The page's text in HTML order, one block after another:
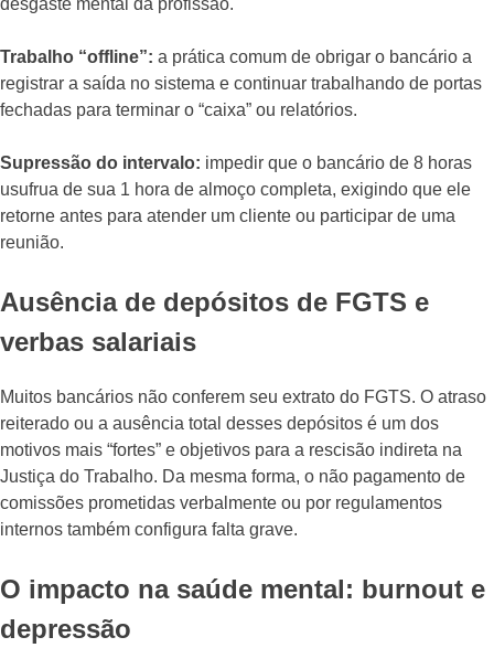
Trabalho “offline”: a prática comum de obrigar o bancário a
registrar a saída no sistema e continuar trabalhando de portas
fechadas para terminar o “caixa” ou relatórios.
Supressão do intervalo: impedir que o bancário de 8 horas
usufrua de sua 1 hora de almoço completa, exigindo que ele
retorne antes para atender um cliente ou participar de uma
reunião.
Ausência de depósitos de FGTS e
verbas salariais
Muitos bancários não conferem seu extrato do FGTS. O atraso
reiterado ou a ausência total desses depósitos é um dos
motivos mais “fortes” e objetivos para a rescisão indireta na
Justiça do Trabalho. Da mesma forma, o não pagamento de
comissões prometidas verbalmente ou por regulamentos
internos também configura falta grave.
O impacto na saúde mental: burnout e
depressão